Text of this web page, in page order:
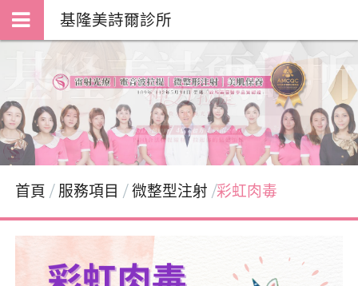
基隆美詩爾診所
首頁 服務項目 微整型注射 彩虹肉毒